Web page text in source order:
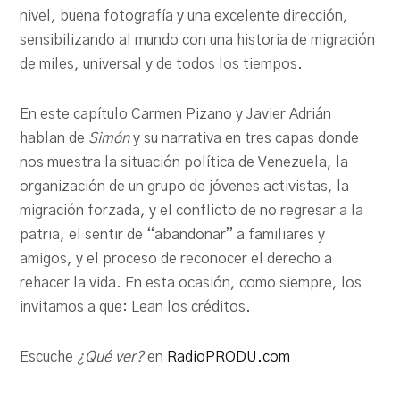
nivel, buena fotografía y una excelente dirección,
sensibilizando al mundo con una historia de migración
de miles, universal y de todos los tiempos.
En este capítulo Carmen Pizano y Javier Adrián
hablan de Simóny su narrativa en tres capas donde
nos muestra la situación política de Venezuela, la
organización de un grupo de jóvenes activistas, la
migración forzada, y el conflicto de no regresar a la
patria, el sentir de “abandonar” a familiares y
amigos, y el proceso de reconocer el derecho a
rehacer la vida. En esta ocasión, como siempre, los
invitamos a que: Lean los créditos.
Escuche ¿Qué ver?en RadioPRODU.com